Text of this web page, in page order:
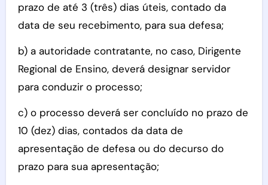
prazo de até 3 (três) dias úteis, contado da
data de seu recebimento, para sua defesa;
b) a autoridade contratante, no caso, Dirigente
Regional de Ensino, deverá designar servidor
para conduzir o processo;
c) o processo deverá ser concluído no prazo de
10 (dez) dias, contados da data de
apresentação de defesa ou do decurso do
prazo para sua apresentação;